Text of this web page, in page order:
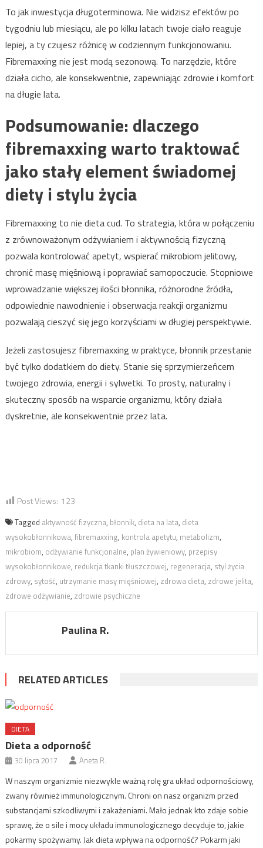
To jak inwestycja długoterminowa. Nie widzisz efektów po
tygodniu lub miesiącu, ale po kilku latach twoje ciało reaguje
lepiej, a ty czujesz różnicę w codziennym funkcjonowaniu.
Fibremaxxing nie jest modą sezonową. To narzędzie, które
działa cicho, ale konsekwentnie, zapewniając zdrowie i komfort
na długie lata.
Podsumowanie: dlaczego
fibremaxxing warto traktować
jako stały element świadomej
diety i stylu życia
Fibremaxxing to nie dieta cud. To strategia, która w połączeniu
z zrównoważonym odżywianiem i aktywnością fizyczną
pozwala kontrolować apetyt, wspierać mikrobiom jelitowy,
chronić masę mięśniową i poprawiać samopoczucie. Stopniowe
wprowadzanie większej ilości błonnika, różnorodne źródła,
odpowiednie nawodnienie i obserwacja reakcji organizmu
pozwalają cieszyć się jego korzyściami w długiej perspektywie.
Jeżeli zastosujesz fibremaxxing w praktyce, błonnik przestanie
być tylko dodatkiem do diety. Stanie się sprzymierzeńcem
twojego zdrowia, energii i sylwetki. To prosty, naturalny i
skuteczny sposób na wsparcie organizmu, który działa
dyskretnie, ale konsekwentnie przez lata.
Post Views: 123
Tagged aktywność fizyczna, błonnik, dieta na lata, dieta
wysokobłonnikowa, fibremaxxing, kontrola apetytu, metabolizm,
mikrobiom, odżywianie funkcjonalne, plan żywieniowy, przepisy
wysokobłonnikowe, redukcja tkanki tłuszczowej, regeneracja, styl życia
zdrowy, sytość, utrzymanie masy mięśniowej, zdrowa dieta, zdrowe jelita,
zdrowe odżywianie, zdrowie psychiczne
Paulina R.
RELATED ARTICLES
DIETA
Dieta a odporność
30 lipca 2017 Aneta R.
W naszym organizmie niezwykle ważną rolę gra układ odpornościowy,
zwany również immunologicznym. Chroni on nasz organizm przed
substancjami szkodliwymi i zakażeniami. Mało jednak kto zdaje sobie
sprawę, że o sile i mocy układu immunologicznego decyduje to, jakie
pokarmy spożywamy. Jak dieta wpływa na odporność? Pokarm jaki